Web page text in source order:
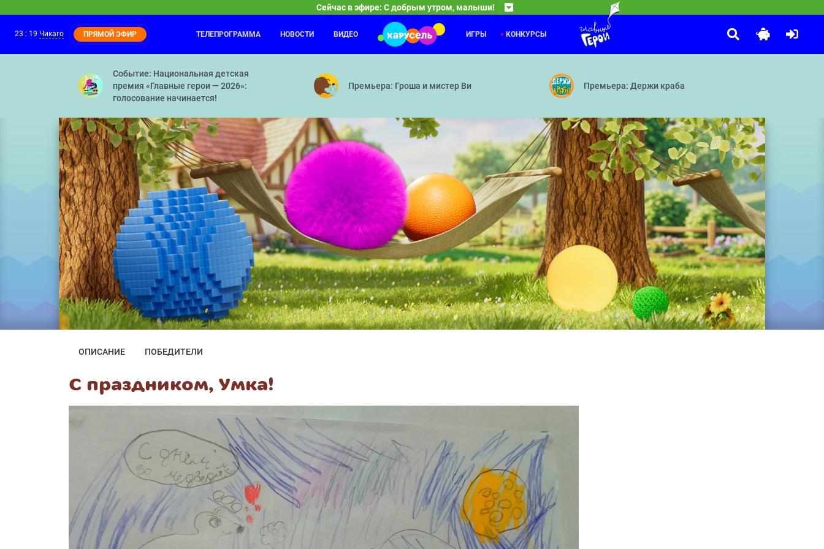
Сейчас в эфире: С добрым утром, малыши!
23:00
С добрым утром, малыши!
Герои легендарной программы «Спокойной ночи, малыши!» теперь не только укладывают детей спать. Они с лёгкостью разбудят каждого ребёнка в детский сад или школу
Чик-зарядка Команда Флоры
Большое дело — Остров мусора — Крошки-еноты — Чисто
23 : 19 Чикаго ПРЯМОЙ ЭФИР ТЕЛЕПРОГРАММА НОВОСТИ ВИДЕО ИГРЫ КОНКУРСЫ
Событие: Национальная детская
премия «Главные герои — 2026»:
голосование начинается!
Премьера: Гроша и мистер Ви Премьера: Держи краба
ОПИСАНИЕ ПОБЕДИТЕЛИ
С праздником, Умка!